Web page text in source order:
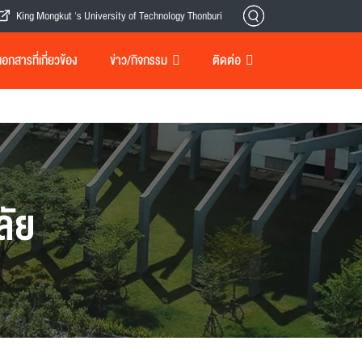
King Mongkut 's University of Technology Thonburi
กสารที่เกี่ยวข้อง ข่าว/กิจกรรม ติดต่อ
ย